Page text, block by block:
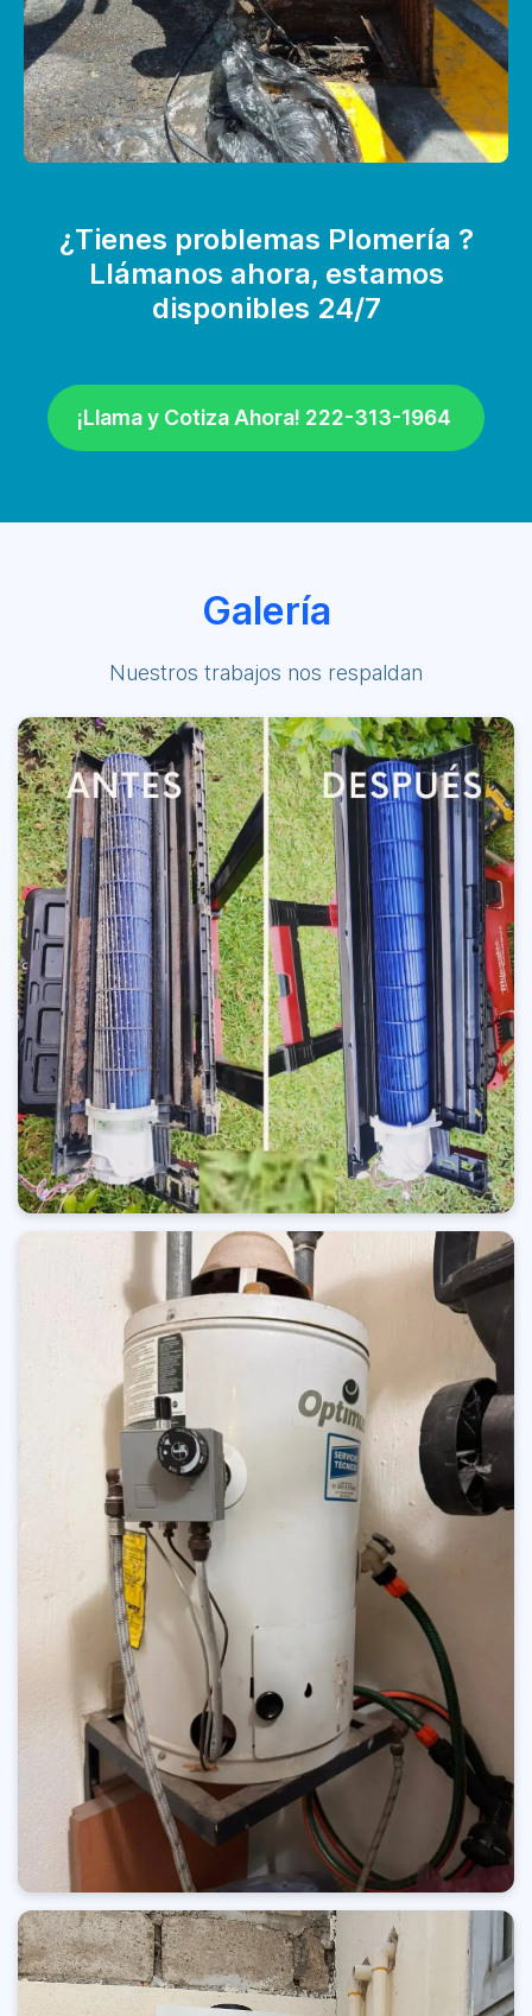
¿Tienes problemas Plomería ?
Llámanos ahora, estamos
disponibles 24/7
¡Llama y Cotiza Ahora! 222-313-1964
Galería
Nuestros trabajos nos respaldan